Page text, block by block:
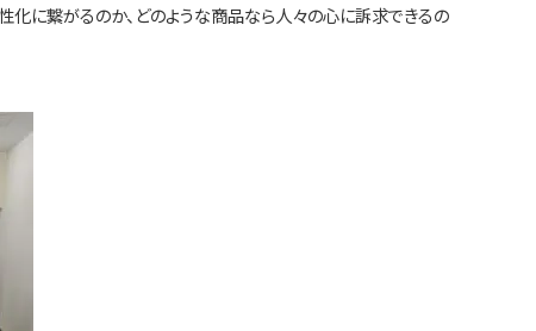
化に繋がるのか、どのような商品なら人々の心に訴求できるの